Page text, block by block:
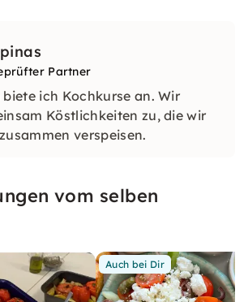
Partner
ich Kochkurse an. Wir
Köstlichkeiten zu, die wir
verspeisen.
vom selben
Auch bei Dir